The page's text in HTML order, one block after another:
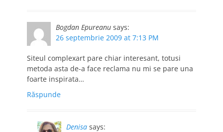
Bogdan Epureanu says:
26 septembrie 2009 at 7:13 PM
Siteul complexart pare chiar interesant, totusi
metoda asta de-a face reclama nu mi se pare una
foarte inspirata…
Răspunde
Denisa says: